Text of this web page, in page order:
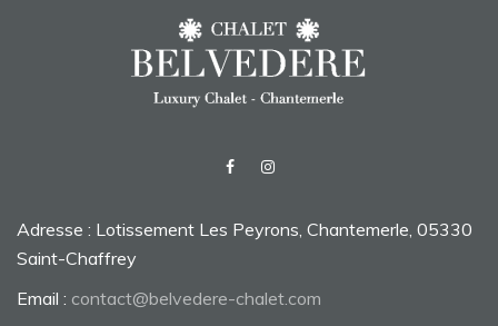
Adresse : Lotissement Les Peyrons, Chantemerle, 05330
Saint-Chaffrey
Email : contact@belvedere-chalet.com